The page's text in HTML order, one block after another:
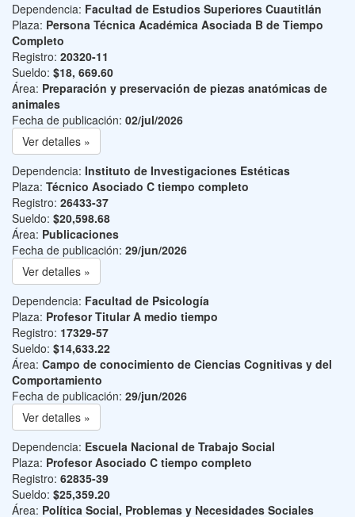
Dependencia: Facultad de Estudios Superiores Cuautitlán
Plaza: Persona Técnica Académica Asociada B de Tiempo
Completo
Registro: 20320-11
Sueldo: $18, 669.60
Área: Preparación y preservación de piezas anatómicas de
animales
Fecha de publicación: 02/jul/2026
Ver detalles »
Dependencia: Instituto de Investigaciones Estéticas
Plaza: Técnico Asociado C tiempo completo
Registro: 26433-37
Sueldo: $20,598.68
Área: Publicaciones
Fecha de publicación: 29/jun/2026
Ver detalles »
Dependencia: Facultad de Psicología
Plaza: Profesor Titular A medio tiempo
Registro: 17329-57
Sueldo: $14,633.22
Área: Campo de conocimiento de Ciencias Cognitivas y del
Comportamiento
Fecha de publicación: 29/jun/2026
Ver detalles »
Dependencia: Escuela Nacional de Trabajo Social
Plaza: Profesor Asociado C tiempo completo
Registro: 62835-39
Sueldo: $25,359.20
Área: Política Social, Problemas y Necesidades Sociales